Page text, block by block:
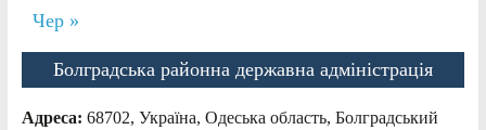
Чер »
Болградська районна державна адміністрація
Адреса: 68702, Україна, Одеська область, Болградський